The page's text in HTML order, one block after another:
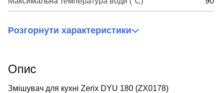
Розгорнути характеристики
Опис
Змішувач для кухні Zerix DYU 180 (ZX0178)